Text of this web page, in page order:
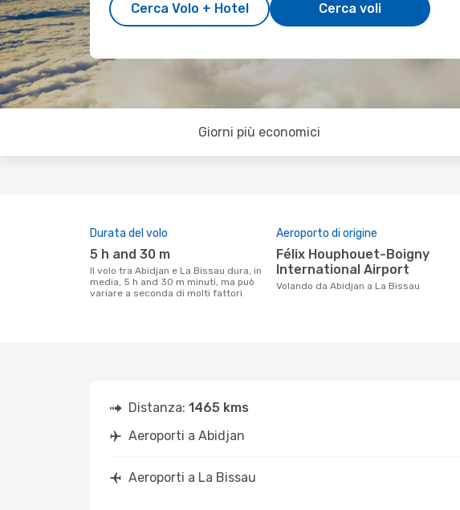
Cerca Volo + Hotel Cerca voli
Giorni più economici
Durata del volo
5 h and 30 m
Il volo tra Abidjan e La Bissau dura, in
media, 5 h and 30 m minuti, ma può
variare a seconda di molti fattori
Aeroporto di origine
Félix Houphouet-Boigny
International Airport
Volando da Abidjan a La Bissau
Distanza: 1465 kms
Aeroporti a Abidjan
Aeroporti a La Bissau